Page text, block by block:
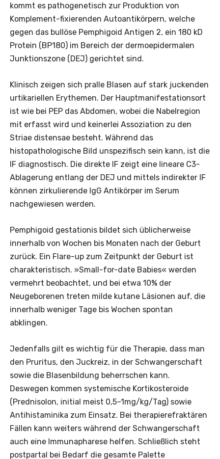
kommt es pathogenetisch zur Produktion von
Komplement-fixierenden Autoantikörpern, welche
gegen das bullöse Pemphigoid Antigen 2, ein 180 kD
Protein (BP180) im Bereich der dermoepidermalen
Junktionszone (DEJ) gerichtet sind.
Klinisch zeigen sich pralle Blasen auf stark juckenden
urtikariellen Erythemen. Der Hauptmanifestationsort
ist wie bei PEP das Abdomen, wobei die Nabelregion
mit erfasst wird und keinerlei Assoziation zu den
Striae distensae besteht. Während das
histopathologische Bild unspezifisch sein kann, ist die
IF diagnostisch. Die direkte IF zeigt ­eine lineare C3-
Ablagerung entlang der DEJ und mittels indirekter IF
können zirkulierende IgG Antikörper im Serum
nachgewiesen werden.
Pemphigoid gestationis bildet sich üblicherweise
innerhalb von Wochen bis Monaten nach der Geburt
zurück. Ein Flare-up zum Zeitpunkt der Geburt ist
charakteristisch. »Small-for-date Babies« werden
vermehrt beobachtet, und bei etwa 10% der
Neugeborenen treten milde kutane ­Läsionen auf, die
innerhalb ­weniger Tage bis Wochen spontan
abklingen.
Jedenfalls gilt es wichtig für die Therapie, dass man
den Pruritus, den Juckreiz, in der Schwangerschaft
sowie die Blasenbildung beherrschen kann.
Deswegen kommen systemische Kortikosteroide
(Prednisolon, initial meist 0,5–1mg/kg/Tag) sowie
Antihistaminika zum Einsatz. Bei therapierefraktären
Fällen kann weiters während der Schwangerschaft
auch eine Immunapharese helfen. Schließlich steht
postpartal bei ­Bedarf die gesamte Palette